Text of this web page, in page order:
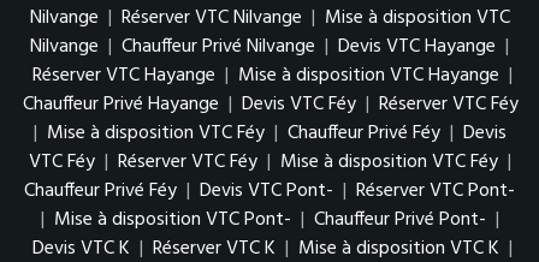
Nilvange | Réserver VTC Nilvange | Mise à disposition VTC
Nilvange | Chauffeur Privé Nilvange | Devis VTC Hayange |
Réserver VTC Hayange | Mise à disposition VTC Hayange |
Chauffeur Privé Hayange | Devis VTC Féy | Réserver VTC Féy
| Mise à disposition VTC Féy | Chauffeur Privé Féy | Devis
VTC Féy | Réserver VTC Féy | Mise à disposition VTC Féy |
Chauffeur Privé Féy | Devis VTC Pont- | Réserver VTC Pont-
| Mise à disposition VTC Pont- | Chauffeur Privé Pont- |
Devis VTC K | Réserver VTC K | Mise à disposition VTC K |